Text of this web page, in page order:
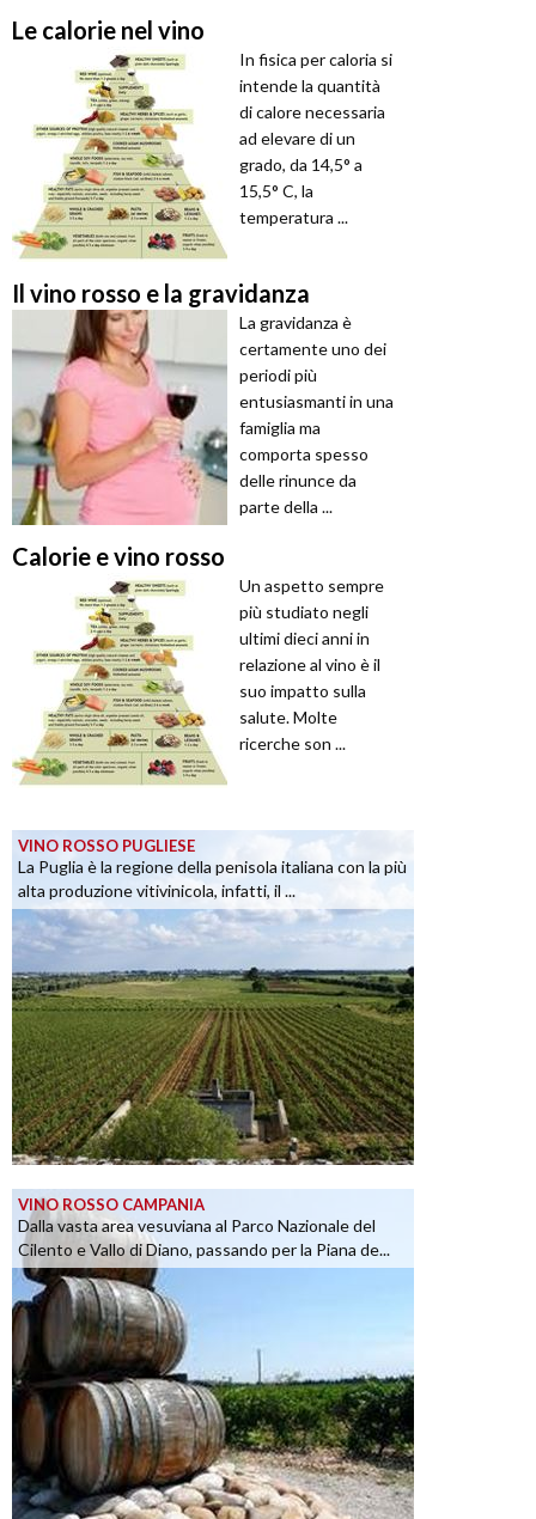
Le calorie nel vino
In fisica per caloria si
intende la quantità
di calore necessaria
ad elevare di un
grado, da 14,5° a
15,5° C, la
temperatura ...
Il vino rosso e la gravidanza
La gravidanza è
certamente uno dei
periodi più
entusiasmanti in una
famiglia ma
comporta spesso
delle rinunce da
parte della ...
Calorie e vino rosso
Un aspetto sempre
più studiato negli
ultimi dieci anni in
relazione al vino è il
suo impatto sulla
salute. Molte
ricerche son ...
VINO ROSSO PUGLIESE
La Puglia è la regione della penisola italiana con la più
alta produzione vitivinicola, infatti, il ...
VINO ROSSO CAMPANIA
Dalla vasta area vesuviana al Parco Nazionale del
Cilento e Vallo di Diano, passando per la Piana de...